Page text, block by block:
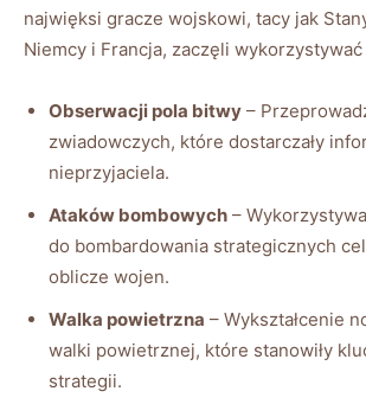
najwięksi gracze wojskowi, tacy jak
Niemcy i Francja, zaczęli
Obserwacji pola bitwy –
zwiadowczych, które dostarczały
nieprzyjaciela.
Ataków bombowych –
do bombardowania strategicznych
oblicze wojen.
Walka powietrzna – Wykształcenie
walki powietrznej, które stanowiły
strategii.